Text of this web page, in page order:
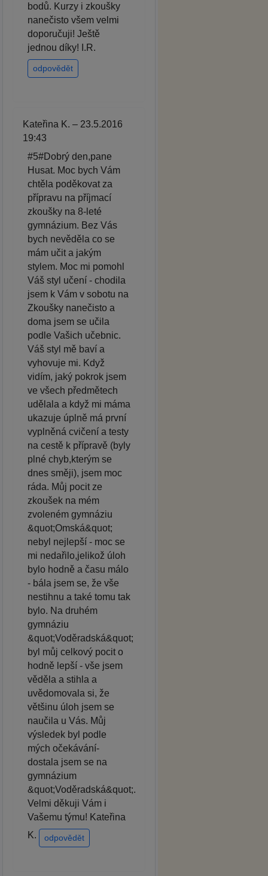
bodů. Kurzy i zkoušky
nanečisto všem velmi
doporučuji! Ještě
jednou díky! I.R.
odpovědět
Kateřina K. – 23.5.2016
19:43
#5#Dobrý den,pane
Husat. Moc bych Vám
chtěla poděkovat za
přípravu na příjmací
zkoušky na 8-leté
gymnázium. Bez Vás
bych nevěděla co se
mám učit a jakým
stylem. Moc mi pomohl
Váš styl učení - chodila
jsem k Vám v sobotu na
Zkoušky nanečisto a
doma jsem se učila
podle Vašich učebnic.
Váš styl mě baví a
vyhovuje mi. Když
vidím, jaký pokrok jsem
ve všech předmětech
udělala a když mi máma
ukazuje úplně má první
vyplněná cvičení a testy
na cestě k přípravě (byly
plné chyb,kterým se
dnes směji), jsem moc
ráda. Můj pocit ze
zkoušek na mém
zvoleném gymnáziu
&quot;Omská&quot;
nebyl nejlepší - moc se
mi nedařilo,jelikož úloh
bylo hodně a času málo
- bála jsem se, že vše
nestihnu a také tomu tak
bylo. Na druhém
gymnáziu
&quot;Voděradská&quot;
byl můj celkový pocit o
hodně lepší - vše jsem
věděla a stihla a
uvědomovala si, že
většinu úloh jsem se
naučila u Vás. Můj
výsledek byl podle
mých očekávání-
dostala jsem se na
gymnázium
&quot;Voděradská&quot;.
Velmi děkuji Vám i
Vašemu týmu! Kateřina
K.
odpovědět